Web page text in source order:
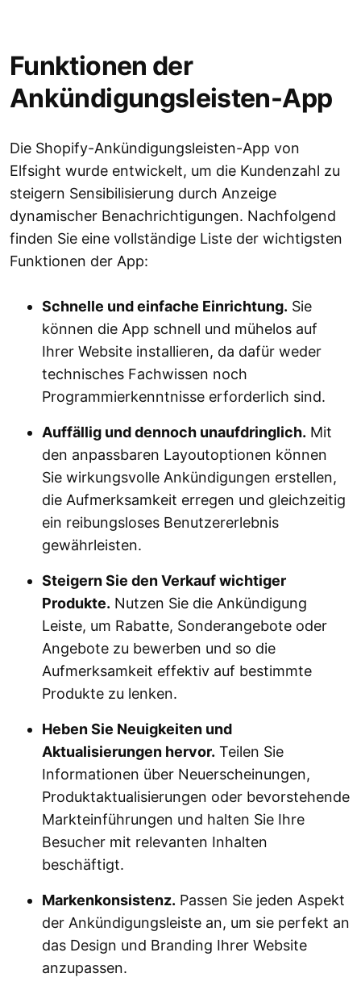
Funktionen der
Ankündigungsleisten-App
Die Shopify-Ankündigungsleisten-App von
Elfsight wurde entwickelt, um die Kundenzahl zu
steigern Sensibilisierung durch Anzeige
dynamischer Benachrichtigungen. Nachfolgend
finden Sie eine vollständige Liste der wichtigsten
Funktionen der App:
Schnelle und einfache Einrichtung. Sie
können die App schnell und mühelos auf
Ihrer Website installieren, da dafür weder
technisches Fachwissen noch
Programmierkenntnisse erforderlich sind.
Auffällig und dennoch unaufdringlich. Mit
den anpassbaren Layoutoptionen können
Sie wirkungsvolle Ankündigungen erstellen,
die Aufmerksamkeit erregen und gleichzeitig
ein reibungsloses Benutzererlebnis
gewährleisten.
Steigern Sie den Verkauf wichtiger
Produkte. Nutzen Sie die Ankündigung
Leiste, um Rabatte, Sonderangebote oder
Angebote zu bewerben und so die
Aufmerksamkeit effektiv auf bestimmte
Produkte zu lenken.
Heben Sie Neuigkeiten und
Aktualisierungen hervor. Teilen Sie
Informationen über Neuerscheinungen,
Produktaktualisierungen oder bevorstehende
Markteinführungen und halten Sie Ihre
Besucher mit relevanten Inhalten
beschäftigt.
Markenkonsistenz. Passen Sie jeden Aspekt
der Ankündigungsleiste an, um sie perfekt an
das Design und Branding Ihrer Website
anzupassen.